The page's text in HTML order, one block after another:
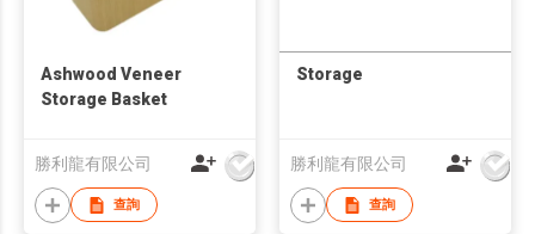
Ashwood Veneer
Storage Basket
勝利龍有限公司
查詢
Storage
勝利龍有限公司
查詢